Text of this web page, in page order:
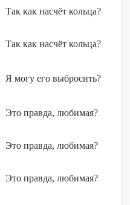
Так как насчёт кольца?
Так как насчёт кольца?
Я могу его выбросить?
Это правда, любимая?
Это правда, любимая?
Это правда, любимая?